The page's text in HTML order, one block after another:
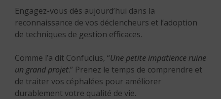
Engagez-vous dès aujourd’hui dans la
reconnaissance de vos déclencheurs et l’adoption
de techniques de gestion efficaces.
Comme l’a dit Confucius, “Une petite impatience ruine
un grand projet.” Prenez le temps de comprendre et
de traiter vos céphalées pour améliorer
durablement votre qualité de vie.